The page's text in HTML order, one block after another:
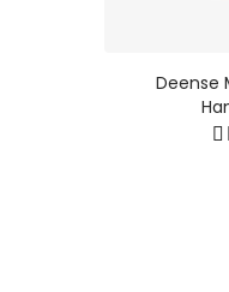
Deense